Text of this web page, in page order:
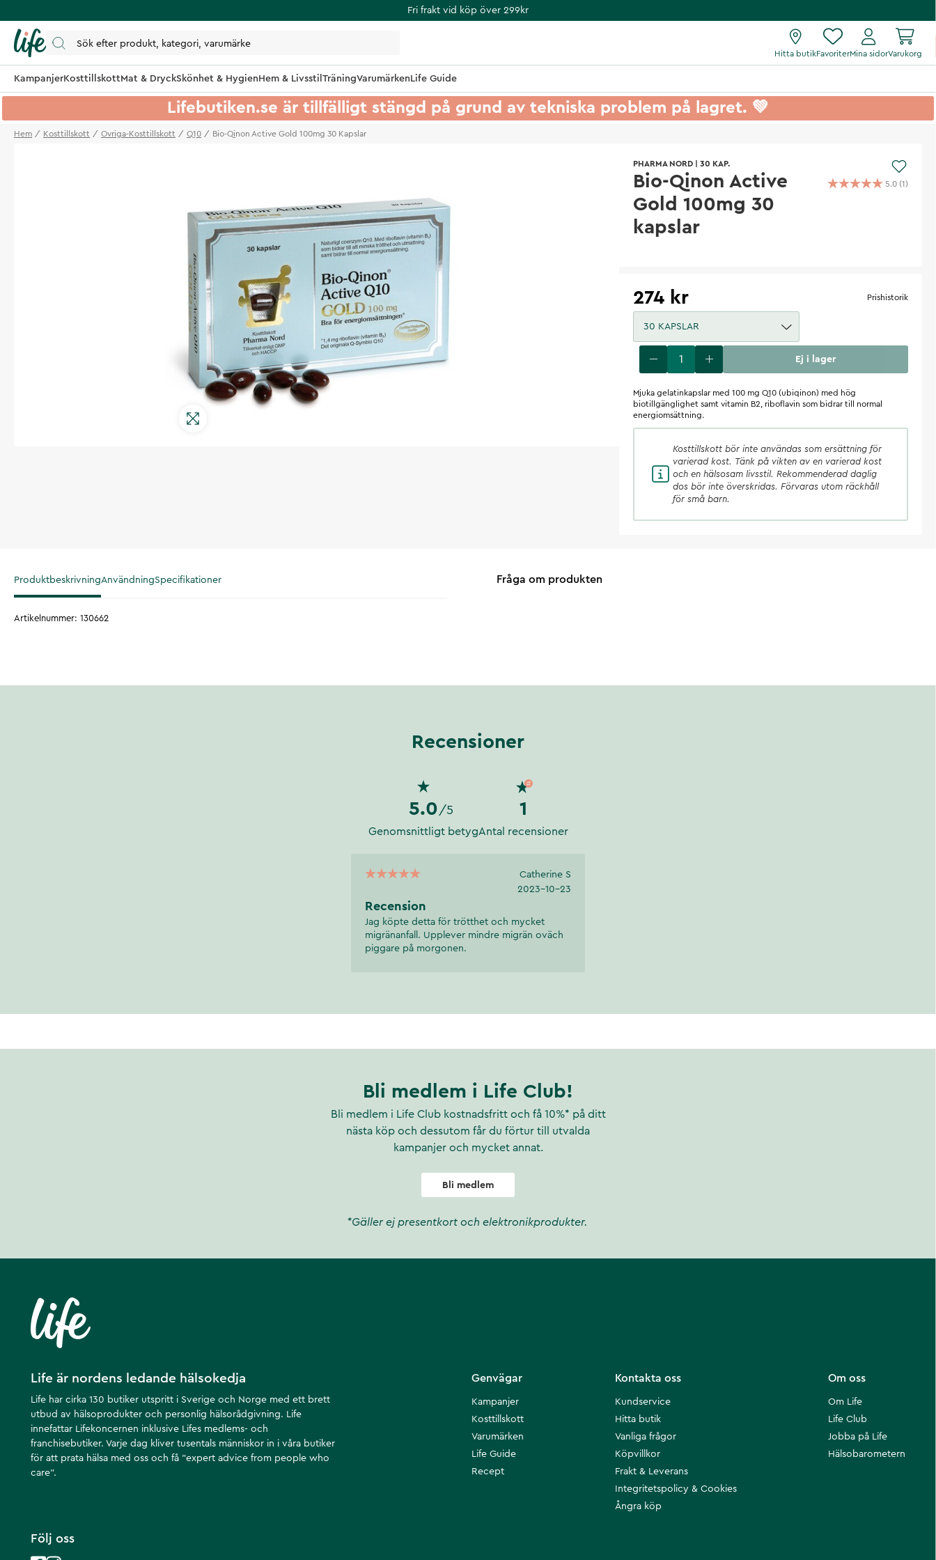
Fri frakt vid köp över 299kr
Hitta butikFavoriterMina sidorVarukorg
KampanjerKosttillskottMat & DryckSkönhet & HygienHem & Livsstil TräningVarumärkenLife Guide
Lifebutiken.se är tillfälligt stängd på grund av tekniska problem på lagret. 💚
Hem Kosttillskott Ovriga-Kosttillskott Q10 Bio-Qinon Active Gold 100mg 30 Kapslar
PHARMA NORD 30 KAP.
Bio-Qinon Active
Gold 100mg 30
kapslar
5.0 (1)
274 kr Prishistorik
30 KAPSLAR
Ej i lager
Mjuka gelatinkapslar med 100 mg Q10 (ubiqinon) med hög
biotillgänglighet samt vitamin B2, riboflavin som bidrar till normal
energiomsättning.
Kosttillskott bör inte användas som ersättning för
varierad kost. Tänk på vikten av en varierad kost
och en hälsosam livsstil. Rekommenderad daglig
dos bör inte överskridas. Förvaras utom räckhåll
för små barn.
ProduktbeskrivningAnvändningSpecifikationer
Artikelnummer: 130662
Fråga om produkten
Recensioner
5.0 /5
Genomsnittligt betyg
1
Antal recensioner
Catherine S
2023-10-23
Recension
Jag köpte detta för trötthet och mycket
migränanfall. Upplever mindre migrän oväch
piggare på morgonen.
Bli medlem i Life Club!
Bli medlem i Life Club kostnadsfritt och få 10%* på ditt
nästa köp och dessutom får du förtur till utvalda
kampanjer och mycket annat.
Bli medlem
*Gäller ej presentkort och elektronikprodukter.
Life är nordens ledande hälsokedja
Life har cirka 130 butiker utspritt i Sverige och Norge med ett brett
utbud av hälsoprodukter och personlig hälsorådgivning. Life
innefattar Lifekoncernen inklusive Lifes medlems- och
franchisebutiker. Varje dag kliver tusentals människor in i våra butiker
för att prata hälsa med oss och få ”expert advice from people who
care”.
Om oss
Om Life
Life Club
Jobba på Life
Hälsobarometern
Kontakta oss
Kundservice
Hitta butik
Vanliga frågor
Köpvillkor
Frakt & Leverans
Integritetspolicy & Cookies
Ångra köp
Genvägar
Kampanjer
Kosttillskott
Varumärken
Life Guide
Recept
Följ oss